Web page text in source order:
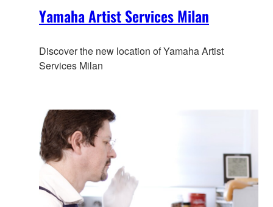
Yamaha Artist Services Milan
Discover the new location of Yamaha Artist
Services Milan